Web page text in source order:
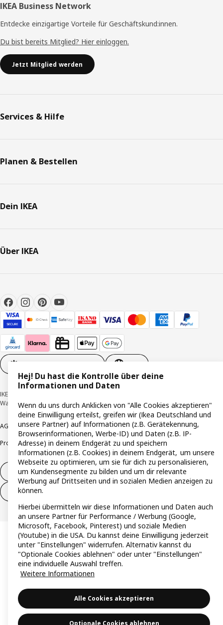
IKEA Business Network
Entdecke einzigartige Vorteile für Geschäftskund:innen.
Du bist bereits Mitglied? Hier einloggen.
Jetzt Mitglied werden
Services & Hilfe
Planen & Bestellen
Dein IKEA
Über IKEA
IKEA Deutschland GmbH & Co. KG - Am Wandersmann 2-4, 65719 Hofheim-
Wallau © Inter IKEA Systems B.V. 1999-2026
AGB BarrierefreiheitCookie-RichtlinieDatenschutzerklärungImpressum
Produktrückrufe Responsible DisclosureVertrauensstelle
Vertrag widerrufen
Vertrag widerrufen (Services & Leistungen)
Hej! Du hast die Kontrolle über deine
Informationen und Daten
Wenn du uns durch Anklicken von "Alle Cookies akzeptieren"
deine Einwilligung erteilst, greifen wir (Ikea Deutschland und
unsere Partner) auf Informationen (z.B. Gerätekennung,
Browserinformationen, Werbe-ID) und Daten (z.B. IP-
Adresse) in deinem Endgerät zu und speichern
Informationen (z.B. Cookies) in deinem Endgerät, um unsere
Webseite zu optimieren, um sie für dich zu personalisieren,
um Kundensegmente zu bilden und um dir relevante
Werbung auf Drittseiten und in sozialen Medien anzeigen zu
können.
Hierbei übermitteln wir diese Informationen und Daten auch
an unsere Partner für Performance / Werbung (Google,
Microsoft, Facebook, Pinterest) und soziale Medien
(Youtube) in die USA. Du kannst deine Einwilligung jederzeit
unter "Einstellungen" widerrufen. Alternativ kannst du
"Optionale Cookies ablehnen" oder unter "Einstellungen"
eine individuelle Auswahl treffen.
Weitere Informationen
Alle Cookies akzeptieren
Optionale Cookies ablehnen